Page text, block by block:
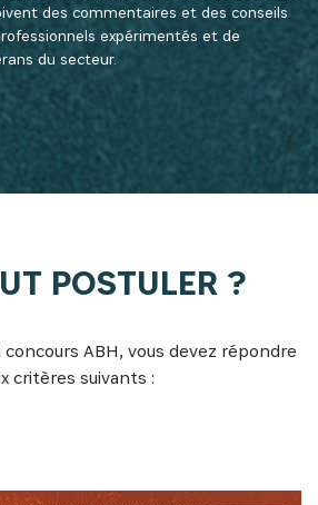
des commentaires et des conseils
expérimentés et de
du secteur.
POSTULER ?
ABH, vous devez répondre
critères suivants :